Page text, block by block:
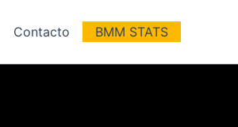
Contacto BMM STATS